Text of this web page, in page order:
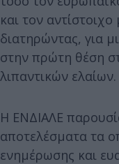
και τον
διατηρώντας, για
στην πρώτη θέση
λιπαντικών ελαίων.
Η ΕΝΔΙΑΛΕ
αποτελέσματα τα
ενημέρωσης και